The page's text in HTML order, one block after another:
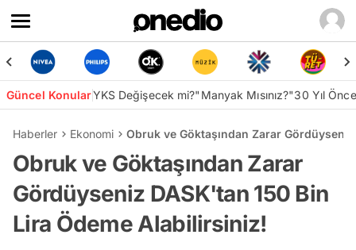
Güncel KonularYKS Değişecek mi?"Manyak Mısınız?"30 Yıl
Haberler Ekonomi Obruk ve Göktaşından Zarar
Obruk ve Göktaşından Zarar
Gördüyseniz DASK'tan 150 Bin
Lira Ödeme Alabilirsiniz!